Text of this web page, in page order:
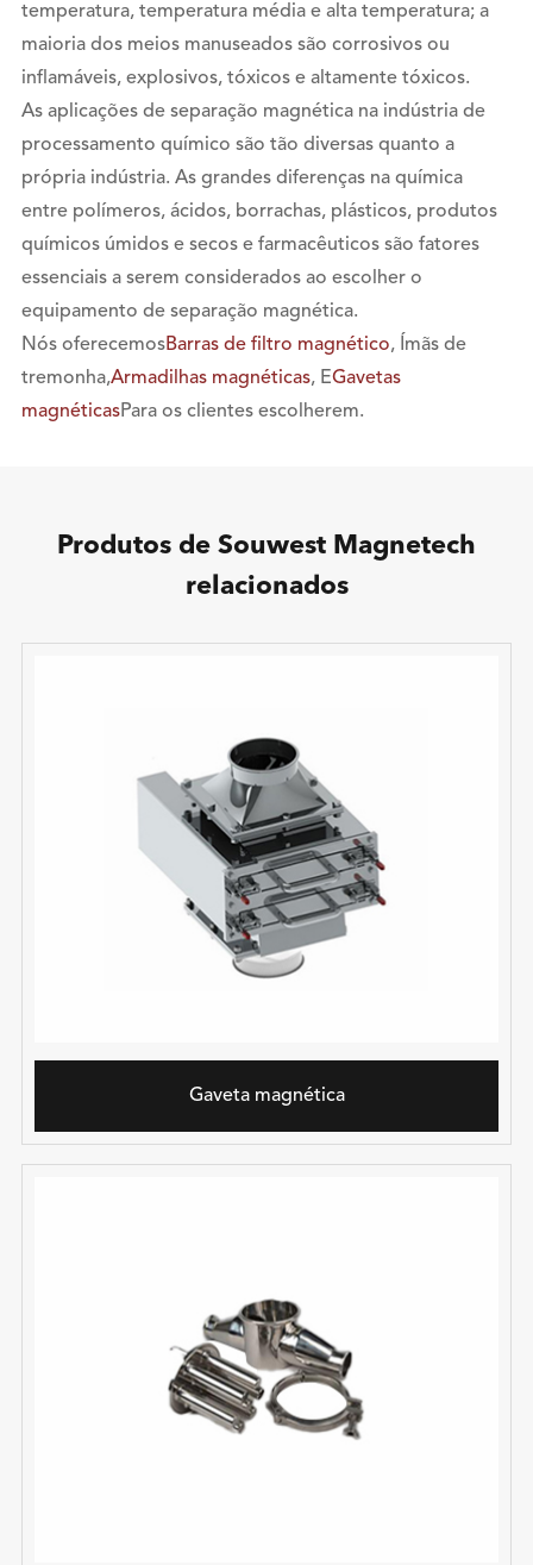
temperatura, temperatura média e alta temperatura; a
maioria dos meios manuseados são corrosivos ou
inflamáveis, explosivos, tóxicos e altamente tóxicos.
As aplicações de separação magnética na indústria de
processamento químico são tão diversas quanto a
própria indústria. As grandes diferenças na química
entre polímeros, ácidos, borrachas, plásticos, produtos
químicos úmidos e secos e farmacêuticos são fatores
essenciais a serem considerados ao escolher o
equipamento de separação magnética.
Nós oferecemosBarras de filtro magnético, Ímãs de
tremonha,Armadilhas magnéticas, EGavetas
magnéticasPara os clientes escolherem.
Produtos de Souwest Magnetech
relacionados
Gaveta magnética